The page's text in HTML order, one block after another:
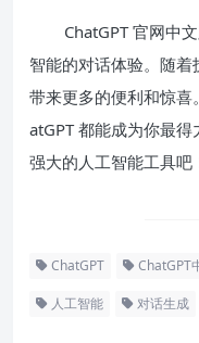
ChatGPT 官网中
智能的对话体验。随
带来更多的便利和惊喜
atGPT 都能成为你最
强大的人工智能工具吧
ChatGPT ChatGPT
人工智能 对话生成